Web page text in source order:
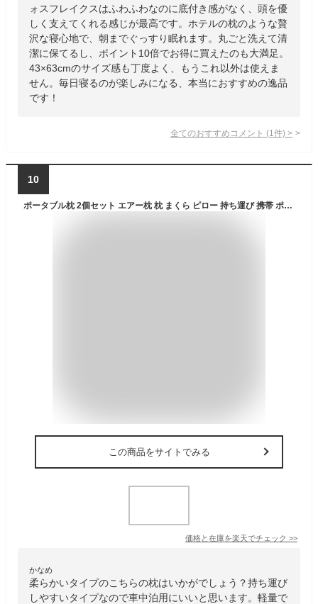
ォスフレイクスはふわふわなのに底付き感がなく、頭を優
しく支えてくれる感じが最高です。ホテルの枕のような贅
沢な寝心地で、朝までぐっすり眠れます。丸ごと洗えて清
潔に保てるし、ポイント10倍でお得に買えたのも大満足。
43×63cmのサイズ感も丁度よく、もうこれ以外は使えま
せん。毎日寝るのが楽しみになる、本当におすすめの逸品
です！
全てのおすすめコメント (1 件) >
10
ポータブル枕 2個セット エアー枕 枕 まくら ピロー 持ち運び 携帯 ポータブル 折りたたみ 軽量 空気式 柔らかい 高さ調整可能 男性 女性 子供 グレー ネイビー お昼寝 屋外 室内 空気 エアー 使い方簡単 丈夫
この商品をサイトでみる
価格と在庫を楽天でチェック >>
かなめ
柔らかいタイプのこちらの枕はいかがでしょう？持ち運び
しやすいタイプなので車中泊用にいいと思います。軽量で